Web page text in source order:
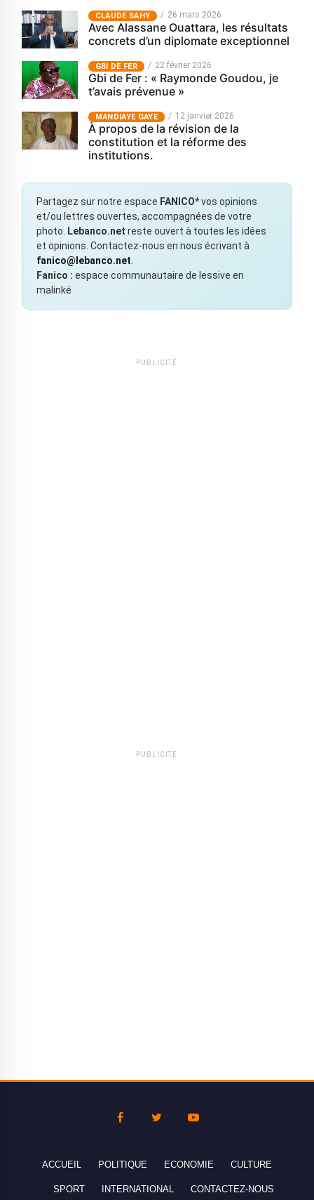
CLAUDE SAHY 26 mars 2026
Avec Alassane Ouattara, les résultats
concrets d’un diplomate exceptionnel
GBI DE FER 22 février 2026
Gbi de Fer : « Raymonde Goudou, je
t’avais prévenue »
MANDIAYE GAYE 12 janvier 2026
À propos de la révision de la
constitution et la réforme des
institutions.
Partagez sur notre espace FANICO*vos opinions
et/ou lettres ouvertes, accompagnées de votre
photo.
Lebanco.net reste ouvert à toutes les idées
et opinions. Contactez-nous en nous écrivant à
fanico@lebanco.net
Fanico : espace communautaire de lessive en
malinké
PUBLICITÉ
PUBLICITÉ
ACCUEIL POLITIQUE ECONOMIE CULTURE
SPORT INTERNATIONAL CONTACTEZ-NOUS